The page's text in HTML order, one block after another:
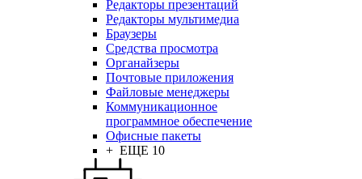
Редакторы презентаций
Редакторы мультимедиа
Браузеры
Средства просмотра
Органайзеры
Почтовые приложения
Файловые менеджеры
Коммуникационное
программное обеспечение
Офисные пакеты
+ ЕЩЕ 10